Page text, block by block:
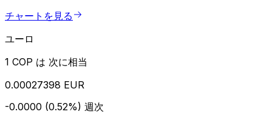
チャートを見る
ユーロ
1 COP は 次に相当
0.00027398 EUR
-0.0000 (0.52%) 週次